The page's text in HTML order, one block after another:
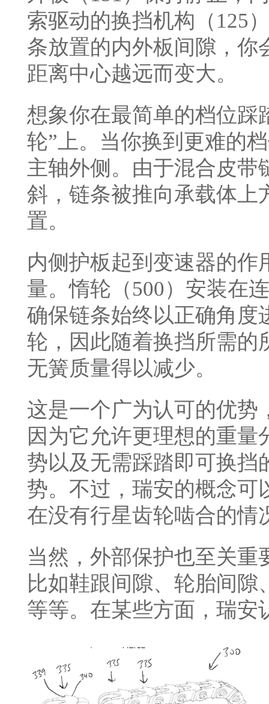
索驱动的换挡机构（125
条放置的内外板间隙，你
距离中心越远而变大。
想象你在最简单的档位踩
轮”上。当你换到更难的
主轴外侧。由于混合皮带
斜，链条被推向承载体上
置。
内侧护板起到变速器的
量。惰轮（500）安装在
确保链条始终以正确角度
轮，因此随着换挡所需的
无簧质量得以减少。
这是一个广为认可的优势
因为它允许更理想的重
势以及无需踩踏即可换挡
势。不过，瑞安的概念可
在没有行星齿轮啮合的情
当然，外部保护也至关
比如鞋跟间隙、轮胎间
等等。在某些方面，瑞安